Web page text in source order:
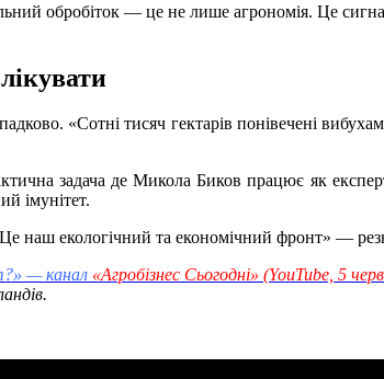
обробіток — це не лише агрономія. Це
«Сотні тисяч гектарів понівечені
задача де Микола Биков працює як
імунітет.
наш екологічний та економічний фронт» —
— канал «Агробізнес Сьогодні» (YouTube, 5